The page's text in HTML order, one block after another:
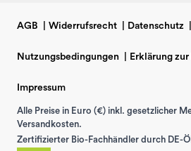
AGB Widerrufsrecht Datenschutz
Nutzungsbedingungen Erklärung
Impressum
Alle Preise in Euro (€) inkl. gesetzlicher
Versandkosten.
Zertifizierter Bio-Fachhändler durch DE-